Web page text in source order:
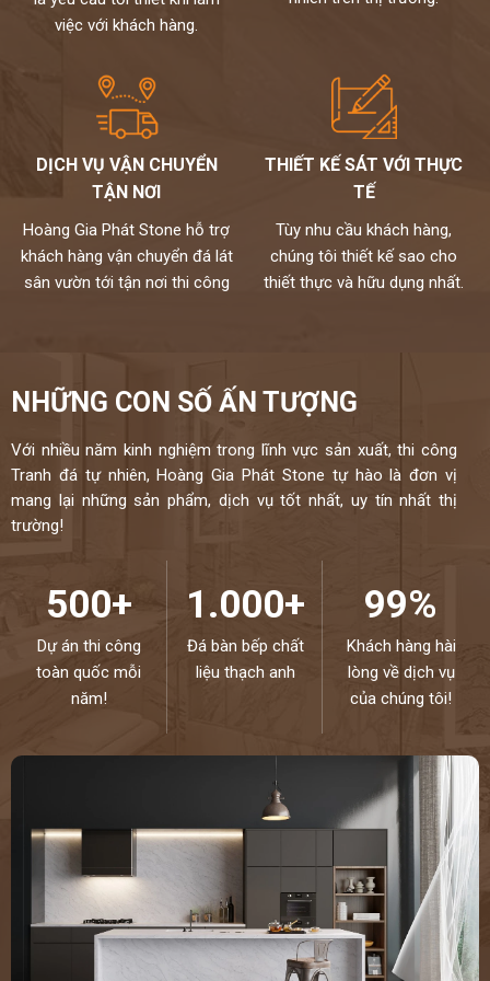
Đặc biệt sản phẩm được bảo hành đến 15 năm chống ố,chống
có vấn đề gì sẽ có bộ phận kỹ thuật đến xử lí cho khách hàng trong
vòng 24h,tất cả thành phẩm của chúng tôi sẽ được lưu bảo hành
trên máy tính,chúng tôi sẽ luôn đồng hành cùng khách hàng.
Đá cao cấp Hoàng Gia Phát tự hào là đơn vị
thi công đá bàn bếp số 1 tại Hà Nội
HẠNH
ĐƯỢC PHỤC VỤ QUÝ KHÁCH
HOTLINE: 0972101656 - 0946916986
việc với khách hàng.
DỊCH VỤ VẬN CHUYỂN
TẬN NƠI
Hoàng Gia Phát Stone hỗ trợ
khách hàng vận chuyển đá lát
sân vườn tới tận nơi thi công
THIẾT KẾ SÁT VỚI THỰC
TẾ
Tùy nhu cầu khách hàng,
chúng tôi thiết kế sao cho
thiết thực và hữu dụng nhất.
NHỮNG CON SỐ ẤN TƯỢNG
Với nhiều năm kinh nghiệm trong lĩnh vực sản xuất, thi công
Tranh đá tự nhiên, Hoàng Gia Phát Stone tự hào là đơn vị
mang lại những sản phẩm, dịch vụ tốt nhất, uy tín nhất thị
trường!
500+
Dự án thi công
toàn quốc mỗi
năm!
1.000+
Đá bàn bếp chất
liệu thạch anh
99%
Khách hàng hài
lòng về dịch vụ
của chúng tôi!